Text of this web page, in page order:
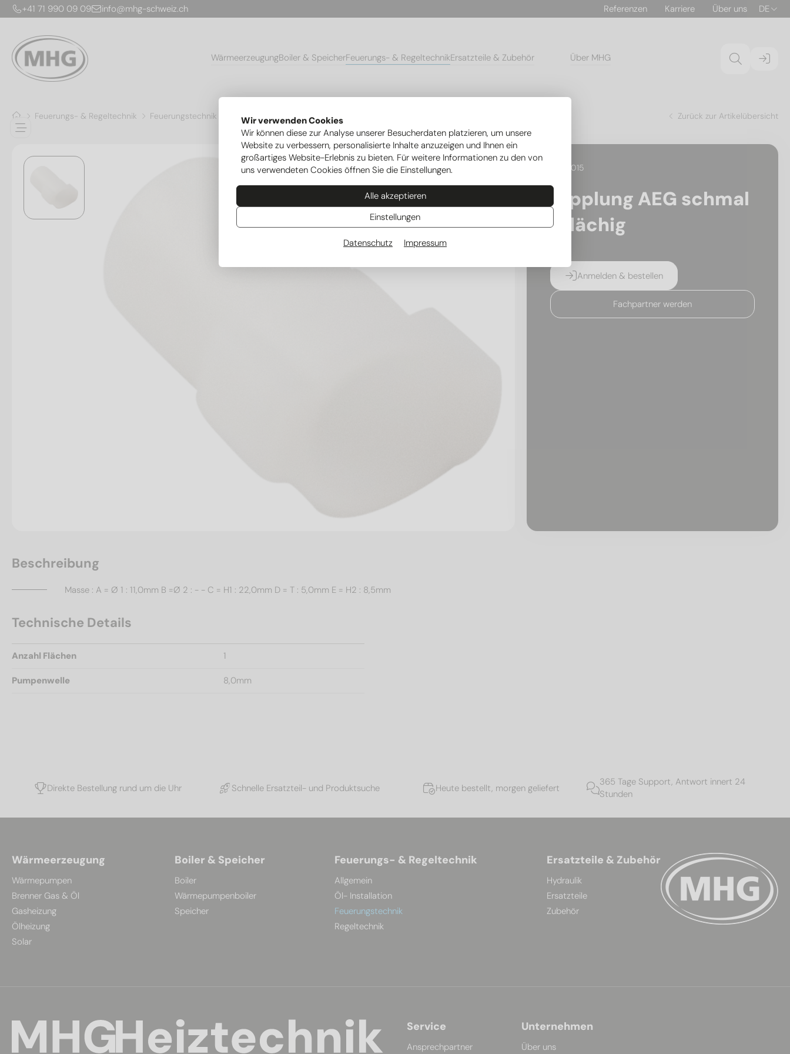
Wir verwenden Cookies
Wir können diese zur Analyse unserer Besucherdaten platzieren, um unsere
Website zu verbessern, personalisierte Inhalte anzuzeigen und Ihnen ein
großartiges Website-Erlebnis zu bieten. Für weitere Informationen zu den von
uns verwendeten Cookies öffnen Sie die Einstellungen.
Alle akzeptieren
Einstellungen
Datenschutz Impressum
+41 71 990 09 09 info@mhg-schweiz.ch Referenzen Karriere Über uns DE
WärmeerzeugungBoiler & SpeicherFeuerungs- & RegeltechnikErsatzteile & Zubehör Über MHG
Feuerungs- & Regeltechnik Feuerungstechnik Öl­brennerpumpen, Magnetspulen & Kupplungen Zurück zur Artikelübersicht
30.226015
Kupplung AEG schmal
1-flächig
Anmelden & bestellen
Fachpartner werden
Beschreibung
Masse : A = Ø 1 : 11,0mm B =Ø 2 : - - C = H1 : 22,0mm D = T : 5,0mm E = H2 : 8,5mm
Technische Details
Anzahl Flächen 1
Pumpenwelle 8,0mm
Direkte Bestellung rund um die Uhr Schnelle Ersatzteil- und Produktsuche Heute bestellt, morgen geliefert
365 Tage Support, Antwort innert 24
Stunden
Wärmeerzeugung
Wärmepumpen
Brenner Gas & Öl
Gasheizung
Ölheizung
Solar
Boiler & Speicher
Boiler
Wärmepumpenboiler
Speicher
Feuerungs- & Regeltechnik
Allgemein
Öl- Installation
Feuerungstechnik
Regeltechnik
Ersatzteile & Zubehör
Hydraulik
Ersatzteile
Zubehör
Service
Ansprechpartner
Unternehmen
Über uns